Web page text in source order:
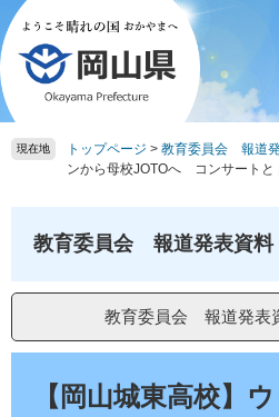
ペ
ー
ジ
の
先
頭
メ
ニ
ュ
ー
を
飛
現在地 トップページ > 教育委員会 報道
ンから母校JOTOへ コンサートと
教育委員会 報道発表資料
教育委員会 報道発表
【岡山城東高校】